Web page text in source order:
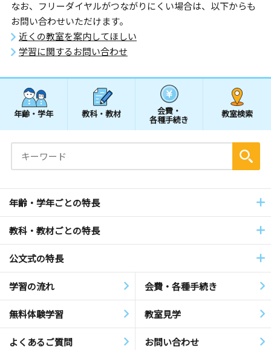
なお、フリーダイヤルがつながりにくい場合は、以下からも
お問い合わせいただけます。
近くの教室を案内してほしい
学習に関するお問い合わせ
年齢・学年 教科・教材 会費・
各種手続き
教室検索
年齢・学年ごとの特長
教科・教材ごとの特長
公文式の特長
学習の流れ 会費・各種手続き
無料体験学習 教室見学
よくあるご質問 お問い合わせ